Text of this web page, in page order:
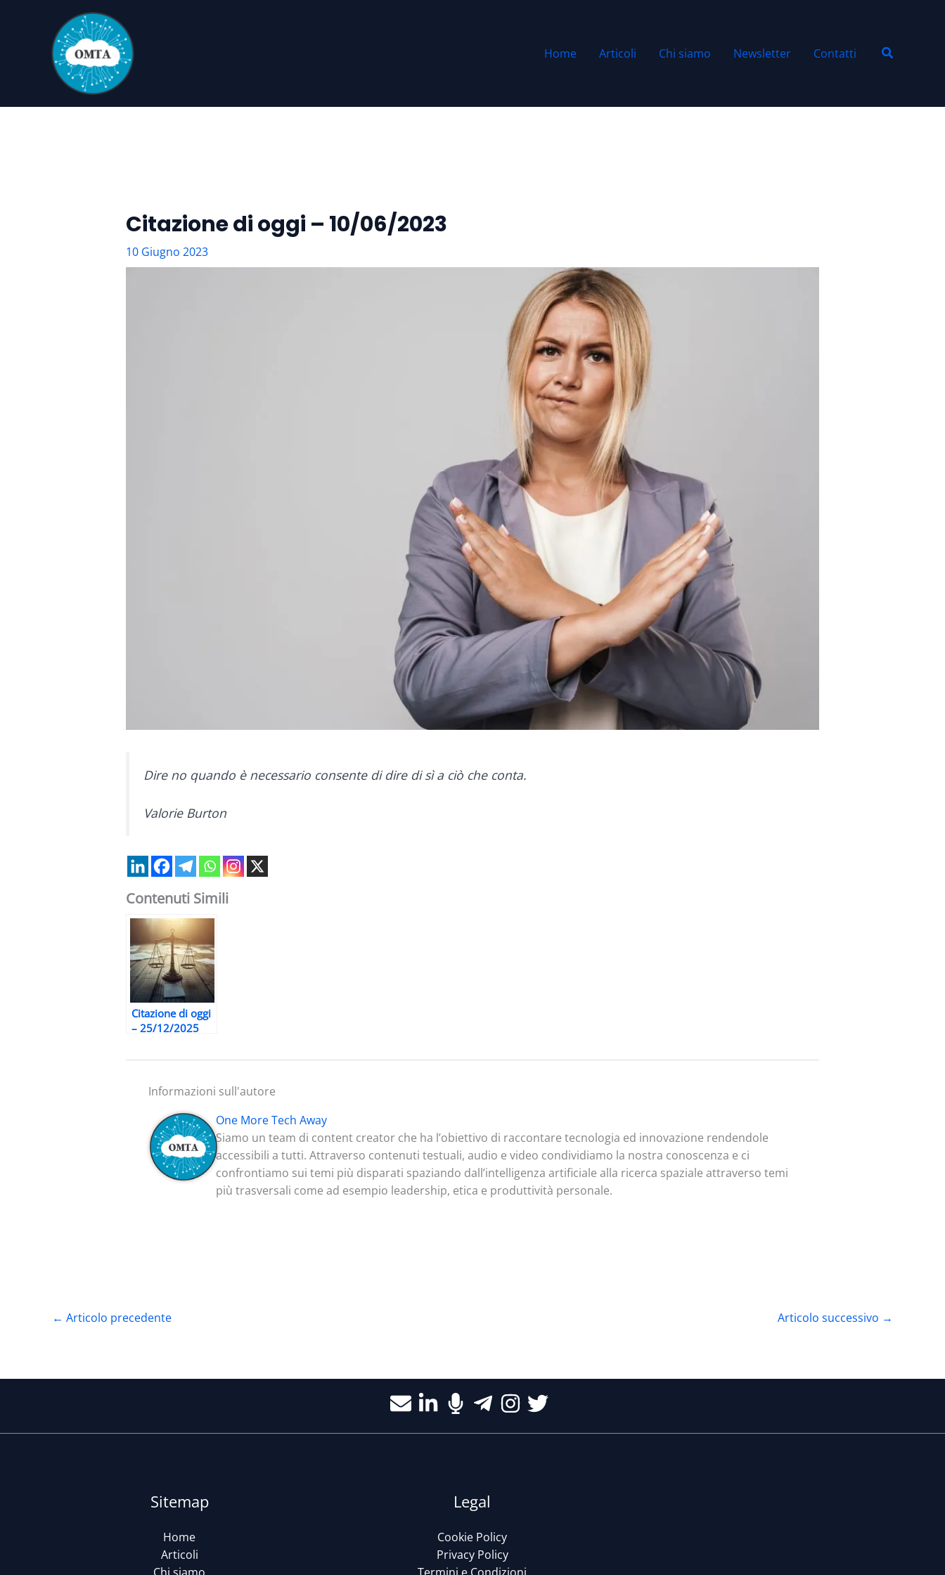
contenuto
Home Articoli Chi siamo Newsletter Contatti Cerca
Citazione di oggi – 10/06/2023
10 Giugno 2023
Dire no quando è necessario consente di dire di sì a ciò che conta.
Valorie Burton
Contenuti Simili
Citazione di oggi
– 25/12/2025
Informazioni sull'autore
One More Tech Away
Siamo un team di content creator che ha l’obiettivo di raccontare tecnologia ed innovazione rendendole
accessibili a tutti. Attraverso contenuti testuali, audio e video condividiamo la nostra conoscenza e ci
confrontiamo sui temi più disparati spaziando dall’intelligenza artificiale alla ricerca spaziale attraverso temi
più trasversali come ad esempio leadership, etica e produttività personale.
← Articolo precedente Articolo successivo →
Sitemap
Home
Articoli
Legal
Cookie Policy
Privacy Policy